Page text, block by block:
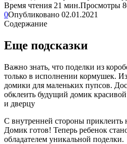
Время чтения 21 мин.Просмотры
0Опубликовано 02.01.2021
Содержание
Еще подсказки
Важно знать, что поделки из
только в исполнении кормушек.
домики для маленьких пупсов.
обклеить будущий домик
и дверцу
С внутренней стороны приклеить
Домик готов! Теперь ребенок
обладателем уникальной поделки.